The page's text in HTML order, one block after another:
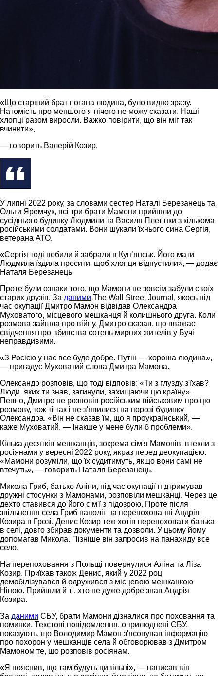
«Що старший брат погана людина, було видно зразу.
Натомість про меншого я нічого не можу сказати. Наші
хлопці разом виросли. Важко повірити, що він міг так
вчинити»,
— говорить Валерій Козир.
У липні 2022 року, за словами сестер Наталі Березанець та
Ольги Яремчук, всі три брати Мамони прийшли до
сусіднього будинку Людмили та Василя Плетінки з кількома
російськими солдатами. Вони шукали їхнього сина Сергія,
ветерана АТО.
«Сергія тоді побили й забрали в Куп’янськ. Його мати
Людмила їздила просити, щоб хлопця відпустили», — додає
Наталя Березанець.
Проте були ознаки того, що Мамони не зовсім забули своїх
старих друзів. За даними The Wall Street Journal, якось під
час окупації Дмитро Мамон відвідав Олександра
Муховатого, місцевого мешканця й колишнього друга. Коли
розмова зайшла про війну, Дмитро сказав, що вважає
свідчення про вбивства сотень мирних жителів у Бучі
неправдивими.
«З Росією у нас все буде добре. Путін — хороша людина»,
— пригадує Муховатий слова Дмитра Мамона.
Олександр розповів, що тоді відповів: «Ти з глузду з'їхав?
Люди, яких ти знав, загинули, захищаючи цю країну».
Певно, Дмитро не розповів російським військовим про цю
розмову, тож ті так і не з'явилися на порозі будинку
Олександра. «Він не сказав їм, що я проукраїнський, —
каже Муховатий. — Інакше у мене були б проблеми».
Кілька десятків мешканців, зокрема сім'я Мамонів, втекли з
росіянами у вересні 2022 року, якраз перед деокупацією.
«Мамони розуміли, що їх судитимуть, якщо вони самі не
втечуть», — говорить Наталя Березанець.
Микола Гриб, батько Аліни, під час окупації підтримував
дружні стосунки з Мамонами, розповіли мешканці. Через це
дехто ставився до його сім'ї з підозрою. Проте після
звільнення села Гриб наполіг на перепохованні Андрія
Козира в Грозі. Денис Козир теж хотів перепоховати батька
в селі, довго збирав документи та дозволи. У цьому йому
допомагав Микола. Пізніше він запросив на панахиду все
село.
На перепоховання з Польщі повернулися Аліна та Ліза
Козир. Приїхав також Денис, який у 2022 році
демобілізувався й одружився з місцевою мешканкою
Ніною. Прийшли й ті, хто не дуже добре знав Андрія
Козира.
За даними СБУ, брати Мамони дізналися про поховання та
поминки. Текстові повідомлення, оприлюднені СБУ,
показують, що Володимир Мамон з'ясовував інформацію
про похорон у мешканців села й обговорював з Дмитром
Мамоном те, що розповів росіянам.
«Я пояснив, що там будуть цивільні», — написав він